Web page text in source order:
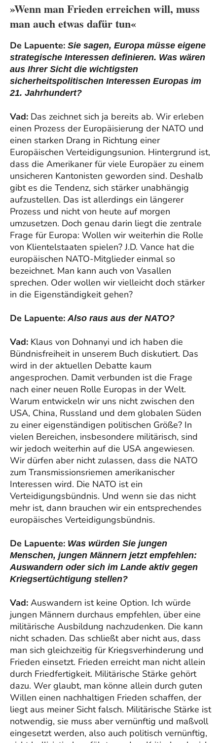
»Wenn man Frieden erreichen will, muss
man auch etwas dafür tun«
De Lapuente: Sie sagen, Europa müsse eigene
strategische Interessen definieren. Was wären
aus Ihrer Sicht die wichtigsten
sicherheitspolitischen Interessen Europas im
21. Jahrhundert?
Vad: Das zeichnet sich ja bereits ab. Wir erleben
einen Prozess der Europäisierung der NATO und
einen starken Drang in Richtung einer
Europäischen Verteidigungsunion. Hintergrund ist,
dass die Amerikaner für viele Europäer zu einem
unsicheren Kantonisten geworden sind. Deshalb
gibt es die Tendenz, sich stärker unabhängig
aufzustellen. Das ist allerdings ein längerer
Prozess und nicht von heute auf morgen
umzusetzen. Doch genau darin liegt die zentrale
Frage für Europa: Wollen wir weiterhin die Rolle
von Klientelstaaten spielen? J.D. Vance hat die
europäischen NATO-Mitglieder einmal so
bezeichnet. Man kann auch von Vasallen
sprechen. Oder wollen wir vielleicht doch stärker
in die Eigenständigkeit gehen?
De Lapuente:Also raus aus der NATO?
Vad: Klaus von Dohnanyi und ich haben die
Bündnisfreiheit in unserem Buch diskutiert. Das
wird in der aktuellen Debatte kaum
angesprochen. Damit verbunden ist die Frage
nach einer neuen Rolle Europas in der Welt.
Warum entwickeln wir uns nicht zwischen den
USA, China, Russland und dem globalen Süden
zu einer eigenständigen politischen Größe? In
vielen Bereichen, insbesondere militärisch, sind
wir jedoch weiterhin auf die USA angewiesen.
Wir dürfen aber nicht zulassen, dass die NATO
zum Transmissionsriemen amerikanischer
Interessen wird. Die NATO ist ein
Verteidigungsbündnis. Und wenn sie das nicht
mehr ist, dann brauchen wir ein entsprechendes
europäisches Verteidigungsbündnis.
De Lapuente: Was würden Sie jungen
Menschen, jungen Männern jetzt empfehlen:
Auswandern oder sich im Lande aktiv gegen
Kriegsertüchtigung stellen?
Vad: Auswandern ist keine Option. Ich würde
jungen Männern durchaus empfehlen, über eine
militärische Ausbildung nachzudenken. Die kann
nicht schaden. Das schließt aber nicht aus, dass
man sich gleichzeitig für Kriegsverhinderung und
Frieden einsetzt. Frieden erreicht man nicht allein
durch Friedfertigkeit. Militärische Stärke gehört
dazu. Wer glaubt, man könne allein durch guten
Willen einen nachhaltigen Frieden schaffen, der
liegt aus meiner Sicht falsch. Militärische Stärke ist
notwendig, sie muss aber vernünftig und maßvoll
eingesetzt werden, also auch politisch vernünftig,